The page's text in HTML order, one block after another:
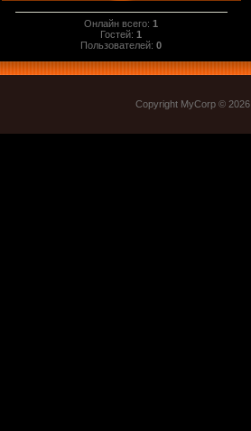
Онлайн всего:1
Гостей:1
Пользователей:0
Copyright MyCorp © 2026